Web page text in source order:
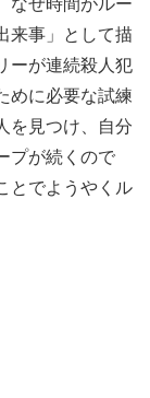
なぜ時間がルー
来事」として描
ーが連続殺人犯
めに必要な試練
を見つけ、自分
プが続くので
とでようやくル